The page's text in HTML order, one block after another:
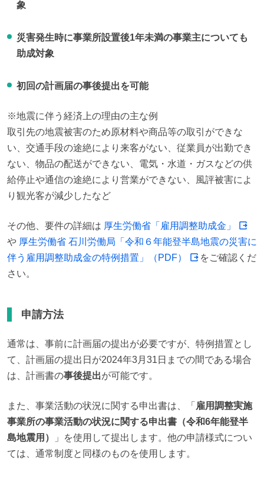
象
災害発生時に事業所設置後1年未満の事業主についても
助成対象
初回の計画届の事後提出を可能
※地震に伴う経済上の理由の主な例
取引先の地震被害のため原材料や商品等の取引ができな
い、交通手段の途絶により来客がない、従業員が出勤でき
ない、物品の配送ができない、電気・水道・ガスなどの供
給停止や通信の途絶により営業ができない、風評被害によ
り観光客が減少したなど
その他、要件の詳細は 厚生労働省「雇用調整助成金」
や 厚生労働省 石川労働局「令和６年能登半島地震の災害に
伴う雇用調整助成金の特例措置」（PDF）
をご確認くだ
さい。
申請方法
通常は、事前に計画届の提出が必要ですが、特例措置とし
て、計画届の提出日が2024年3月31日までの間である場合
は、計画書の事後提出が可能です。
また、事業活動の状況に関する申出書は、「 雇用調整実施
事業所の事業活動の状況に関する申出書（令和6年能登半
島地震用）
」を使用して提出します。他の申請様式につい
ては、通常制度と同様のものを使用します。